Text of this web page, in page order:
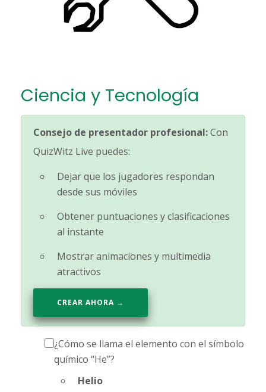
Ciencia y Tecnología
Consejo de presentador profesional:Con
QuizWitz Live puedes:
Dejar que los jugadores respondan
desde sus móviles
Obtener puntuaciones y clasificaciones
al instante
Mostrar animaciones y multimedia
atractivos
CREAR AHORA →
¿Cómo se llama el elemento con el símbolo
químico “He”?
Helio